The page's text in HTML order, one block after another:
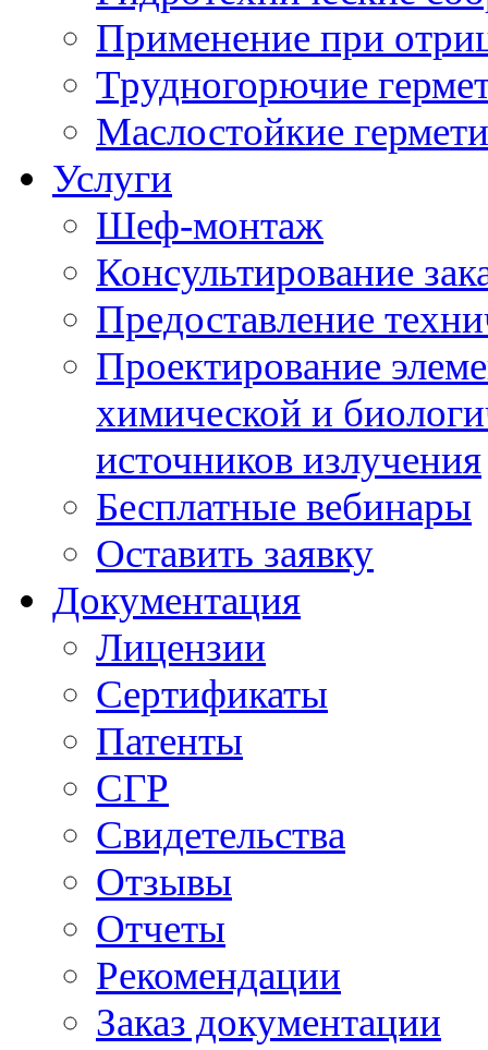
Применение при
Трудногорючие
Маслостойкие
Услуги
Шеф-монтаж
Консультирование
Предоставление
Проектирование
химической и
источников излучения
Бесплатные вебинары
Оставить заявку
Документация
Лицензии
Сертификаты
Патенты
СГР
Свидетельства
Отзывы
Отчеты
Рекомендации
Заказ документации